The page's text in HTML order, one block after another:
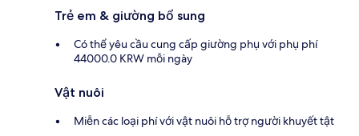
Trẻ em & giường bổ sung
Có thể yêu cầu cung cấp giường phụ với phụ phí
44000.0 KRW mỗi ngày
Vật nuôi
Miễn các loại phí với vật nuôi hỗ trợ người khuyết tật